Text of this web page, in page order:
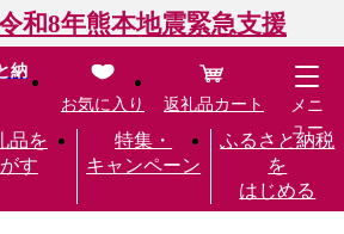
和8年熊本地震緊急支援
納
品を
す
特集・
キャンペーン
ふるさと納税
を
はじめる
お気に入り 返礼品カート
メニ
ュー